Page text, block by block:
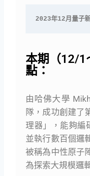
2023年12月量子
本期（12/1
點：
由哈佛大學
隊，成功創建了
理器」，能夠編
並執行數百個邏
被稱為中性原子
為探索大規模邏